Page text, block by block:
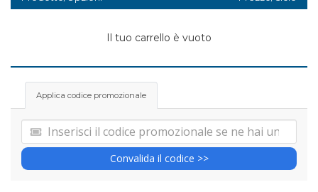
Il tuo carrello è vuoto
Applica codice promozionale
Convalida il codice >>